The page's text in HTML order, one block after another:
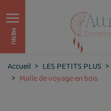
MENU
Accueil LES PETITS PLUS
Malle de voyage en bois